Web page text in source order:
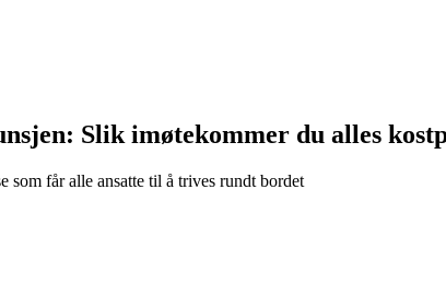
Slik imøtekommer du alles
som får alle ansatte til å trives rundt bordet